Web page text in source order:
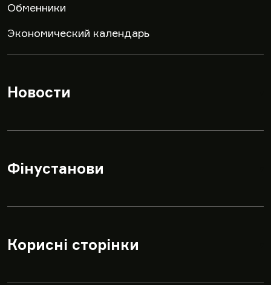
Обменники
Экономический календарь
Новости
Фінустанови
Корисні сторінки